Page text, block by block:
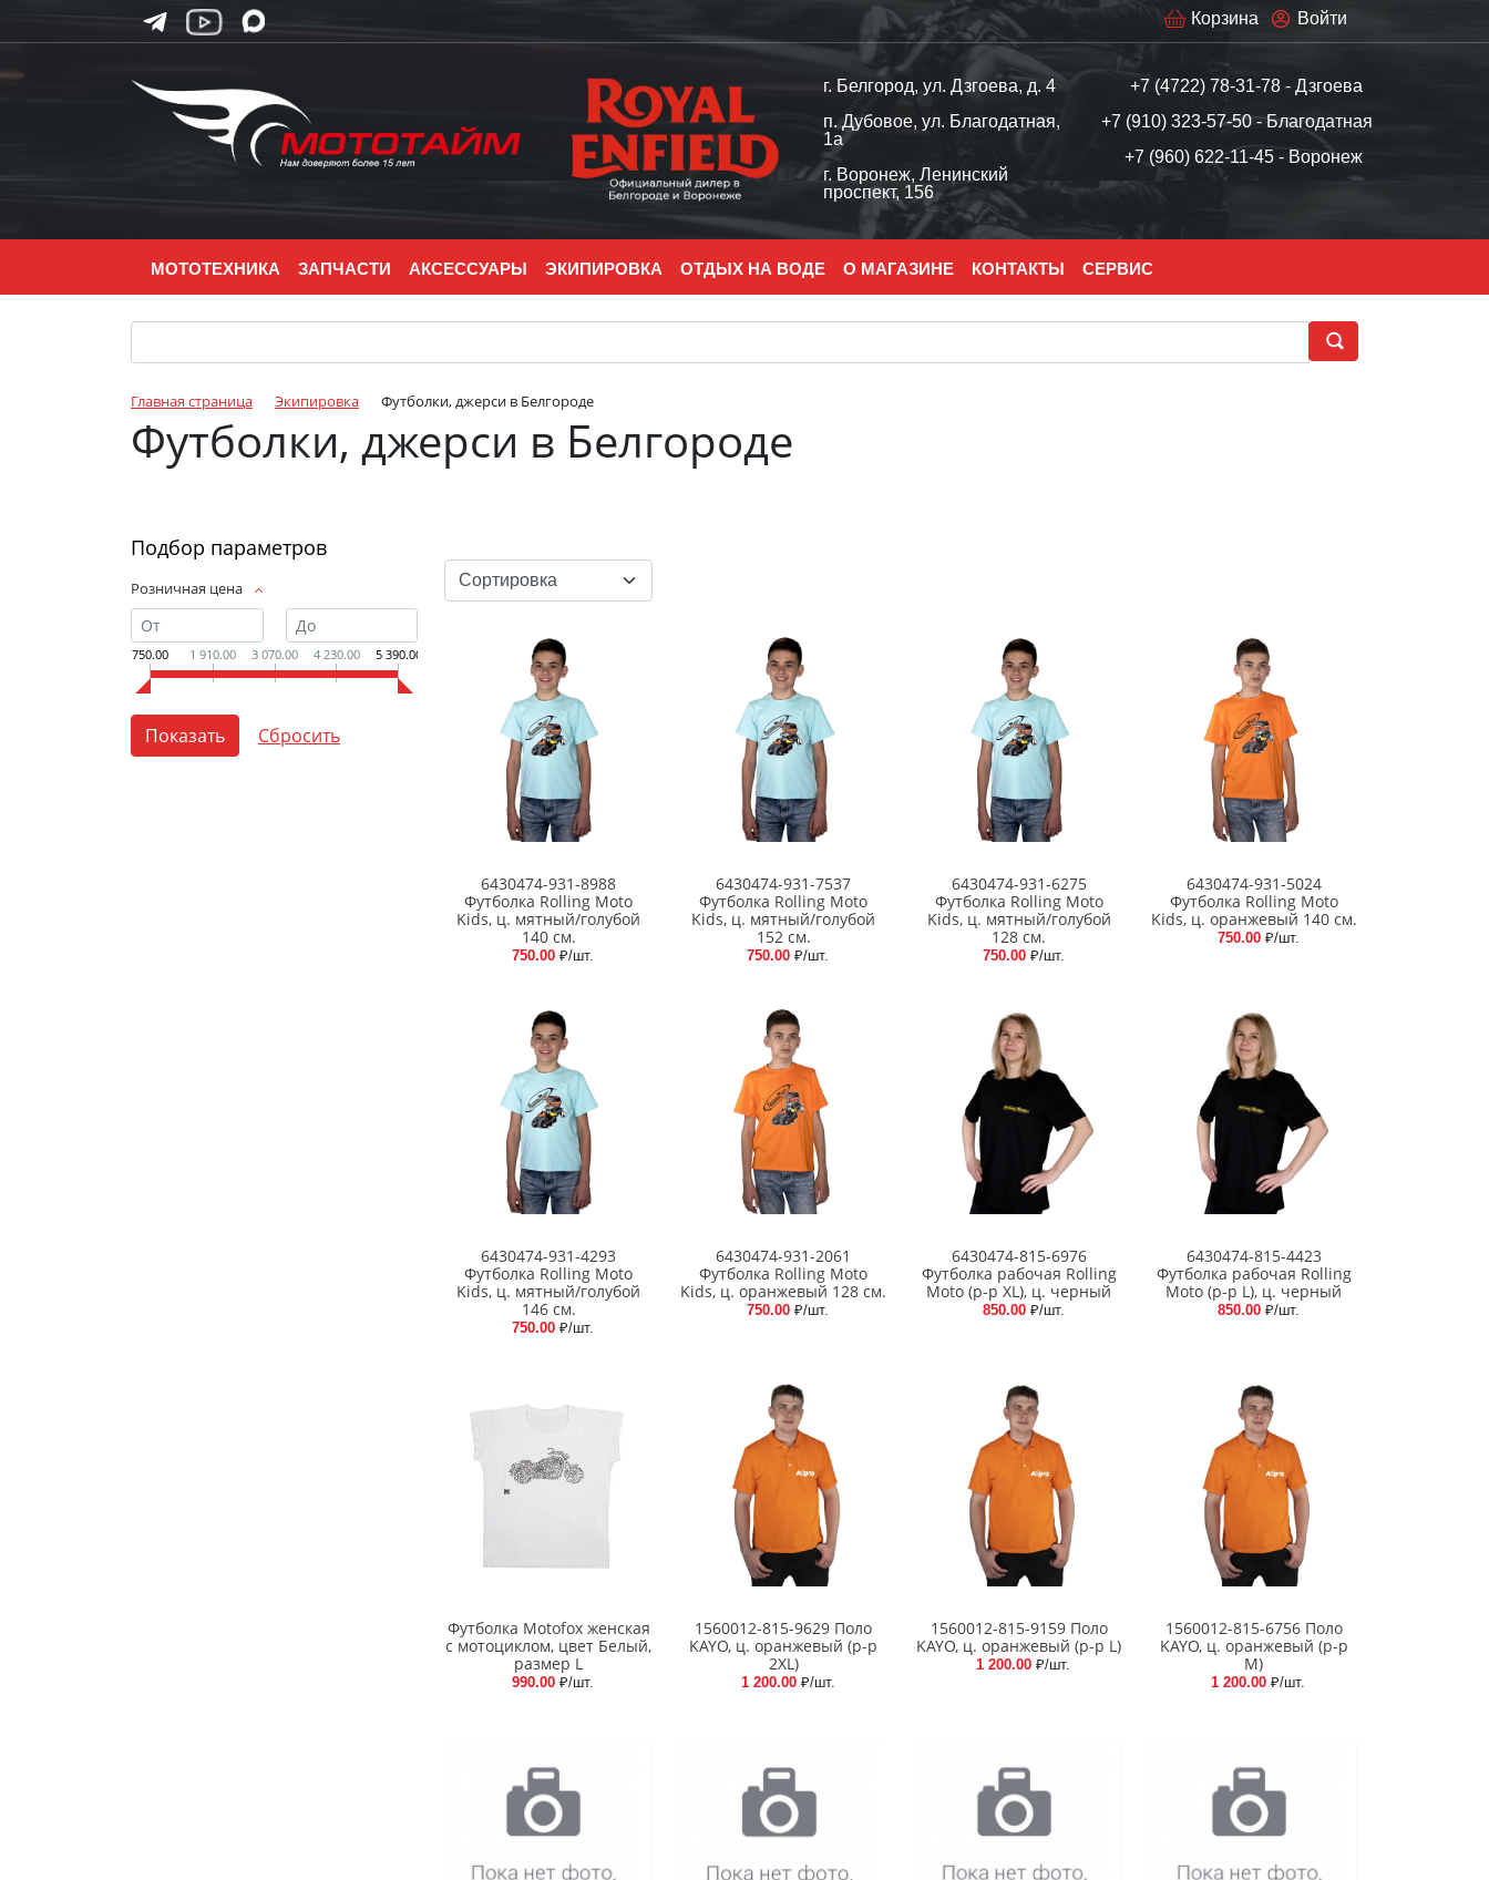
Войти
Корзина
г. Белгород, ул. Дзгоева, д. 4
п. Дубовое, ул. Благодатная,
1а
г. Воронеж, Ленинский
проспект, 156
+7 (4722) 78-31-78 - Дзгоева
+7 (910) 323-57-50 - Благодатная
+7 (960) 622-11-45 - Воронеж
МОТОТЕХНИКА ЗАПЧАСТИ АКСЕССУАРЫ ЭКИПИРОВКА ОТДЫХ НА ВОДЕ О МАГАЗИНЕ КОНТАКТЫ СЕРВИС
Главная страница Экипировка Футболки, джерси в Белгороде
Футболки, джерси в Белгороде
Подбор параметров
Розничная цена
750.00 1 910.00 3 070.00 4 230.00 5 390.00
6430474-931-8988
Футболка Rolling Moto
Kids, ц. мятный/голубой
140 см.
750.00₽/шт.
6430474-931-7537
Футболка Rolling Moto
Kids, ц. мятный/голубой
152 см.
750.00₽/шт.
6430474-931-6275
Футболка Rolling Moto
Kids, ц. мятный/голубой
128 см.
750.00 ₽/шт.
6430474-931-5024
Футболка Rolling Moto
Kids, ц. оранжевый 140 см.
750.00 ₽/шт.
6430474-931-4293
Футболка Rolling Moto
Kids, ц. мятный/голубой
146 см.
750.00₽/шт.
6430474-931-2061
Футболка Rolling Moto
Kids, ц. оранжевый 128 см.
750.00₽/шт.
6430474-815-6976
Футболка рабочая Rolling
Moto (р-р XL), ц. черный
850.00 ₽/шт.
6430474-815-4423
Футболка рабочая Rolling
Moto (р-р L), ц. черный
850.00 ₽/шт.
Футболка Motofox женская
с мотоциклом, цвет Белый,
размер L
990.00₽/шт.
1560012-815-9629 Поло
KAYO, ц. оранжевый (р-р
2XL)
1 200.00 ₽/шт.
1560012-815-9159 Поло
KAYO, ц. оранжевый (р-р L)
1 200.00₽/шт.
1560012-815-6756 Поло
KAYO, ц. оранжевый (р-р
M)
1 200.00₽/шт.